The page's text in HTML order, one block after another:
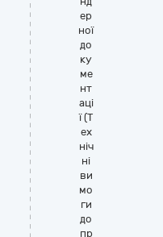
ер
ної
до
ку
ме
нт
аці
ї (Т
ех
ніч
ні
ви
мо
ги
до
пр